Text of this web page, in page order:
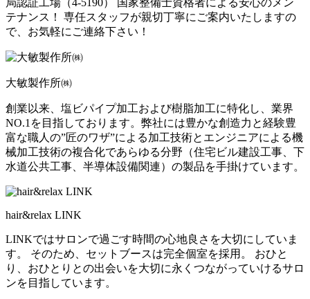
局認証工場（4-5190） 国家整備士資格者による安心のメン
テナンス！ 専任スタッフが親切丁寧にご案内いたしますの
で、お気軽にご連絡下さい！
大敏製作所㈱
創業以来、塩ビパイプ加工および樹脂加工に特化し、業界
NO.1を目指しております。弊社には豊かな創造力と経験豊
富な職人の”匠のワザ”による加工技術とエンジニアによる機
械加工技術の複合化であらゆる分野（住宅ビル建設工事、下
水道公共工事、半導体設備関連）の製品を手掛けています。
hair&relax LINK
LINKではサロンで過ごす時間の心地良さを大切にしていま
す。 そのため、セットブースは完全個室を採用。 おひと
り、おひとりとの出会いを大切に永くつながっていけるサロ
ンを目指しています。